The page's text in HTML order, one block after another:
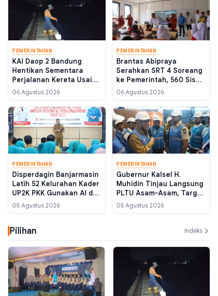
PEMERINTAHAN
KAI Daop 2 Bandung
Hentikan Sementara
Perjalanan Kereta Usai
Gempa Pangandaran
Magnitudo 5,3
06 Agustus 2026
PEMERINTAHAN
Brantas Abipraya
Serahkan SRT 4 Soreang
ke Pemerintah, 560 Siswa
Langsung Ikut MPLS
06 Agustus 2026
PEMERINTAHAN
Disperdagin Banjarmasin
Latih 52 Kelurahan Kader
UP2K PKK Gunakan AI dan
Fotografi Produk demi
Tembus Pasar Digital
05 Agustus 2026
PEMERINTAHAN
Gubernur Kalsel H.
Muhidin Tinjau Langsung
PLTU Asam-Asam, Target
Perbaikan Unit 54 MW
Rampung 25 Agustus
05 Agustus 2026
Pilihan Indeks